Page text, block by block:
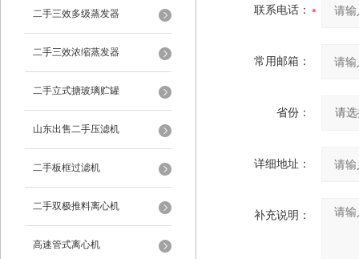
二手三效多级蒸发器
二手三效浓缩蒸发器
二手立式搪玻璃贮罐
山东出售二手压滤机
二手板框过滤机
二手双极推料离心机
高速管式离心机
联系电话：
常用邮箱：
省份：
详细地址：
补充说明：